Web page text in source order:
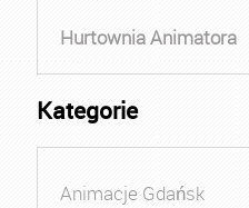
Hurtownia Animatora
Kategorie
Animacje Gdańsk